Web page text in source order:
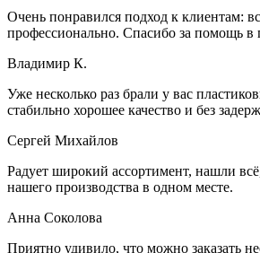
Очень понравился подход к клиентам:
профессионально. Спасибо за помощь в
Владимир К.
Уже несколько раз брали у вас
стабильно хорошее качество и без
Сергей Михайлов
Радует широкий ассортимент, нашли
нашего производства в одном месте.
Анна Соколова
Приятно удивило, что можно заказать